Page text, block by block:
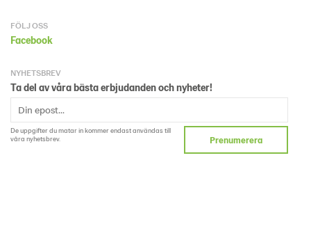
FÖLJ OSS
Facebook
NYHETSBREV
Ta del av våra bästa erbjudanden och nyheter!
De uppgifter du matar in kommer endast användas till
våra nyhetsbrev.
Prenumerera